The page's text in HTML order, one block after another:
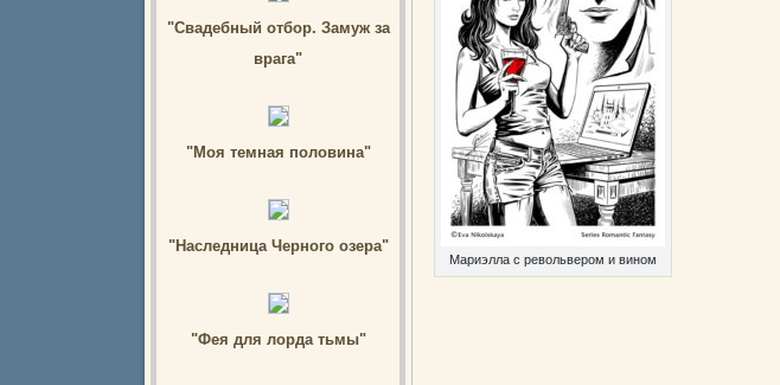
"Свадебный отбор. Замуж за
врага"
"Моя темная половина"
"Наследница Черного озера"
"Фея для лорда тьмы"
Мариэлла с револьвером и вином